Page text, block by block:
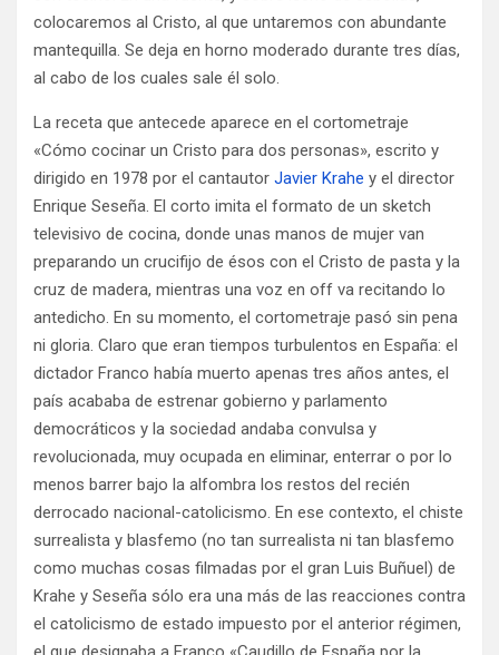
colocaremos al Cristo, al que untaremos con abundante
mantequilla. Se deja en horno moderado durante tres días,
al cabo de los cuales sale él solo.
La receta que antecede aparece en el cortometraje
«Cómo cocinar un Cristo para dos personas», escrito y
dirigido en 1978 por el cantautor Javier Krahe y el director
Enrique Seseña. El corto imita el formato de un sketch
televisivo de cocina, donde unas manos de mujer van
preparando un crucifijo de ésos con el Cristo de pasta y la
cruz de madera, mientras una voz en off va recitando lo
antedicho. En su momento, el cortometraje pasó sin pena
ni gloria. Claro que eran tiempos turbulentos en España: el
dictador Franco había muerto apenas tres años antes, el
país acababa de estrenar gobierno y parlamento
democráticos y la sociedad andaba convulsa y
revolucionada, muy ocupada en eliminar, enterrar o por lo
menos barrer bajo la alfombra los restos del recién
derrocado nacional-catolicismo. En ese contexto, el chiste
surrealista y blasfemo (no tan surrealista ni tan blasfemo
como muchas cosas filmadas por el gran Luis Buñuel) de
Krahe y Seseña sólo era una más de las reacciones contra
el catolicismo de estado impuesto por el anterior régimen,